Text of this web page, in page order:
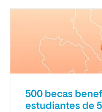
500 becas
estudiantes de